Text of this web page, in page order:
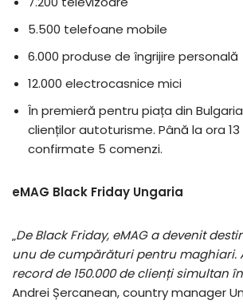
5.500 telefoane mobile
6.000 produse de îngrijire personală
12.000 electrocasnice mici
În premieră pentru piața din
clienților autoturisme. Până la ora
confirmate 5 comenzi.
eMAG Black Friday Ungaria
„De Black Friday, eMAG a devenit
unu de cumpărături pentru maghiari.
record de 150.000 de clienți simultan
Andrei Șercanean, country manager